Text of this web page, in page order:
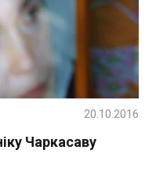
Чаркасаву
20.10.2016